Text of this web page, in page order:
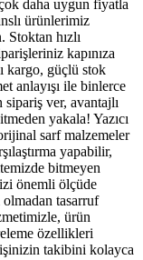
daha uygun fiyatla
ürünlerimiz
Stoktan hızlı
kapınıza
kargo, güçlü stok
anlayışı ile binlerce
ver, avantajlı
yakala! Yazıcı
sarf malzemeler
yapabilir,
bitmeyen
önemli ölçüde
tasarruf
ürün
özellikleri
takibini kolayca